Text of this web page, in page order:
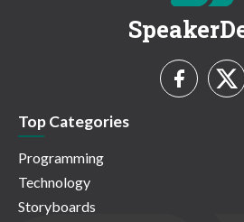
Top Categories
Programming
Technology
Storyboards